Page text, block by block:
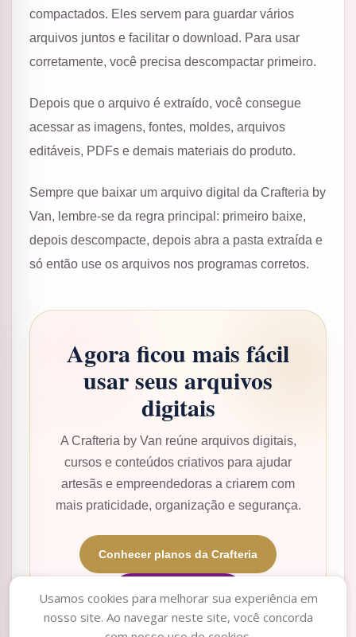
compactados. Eles servem para guardar vários
arquivos juntos e facilitar o download. Para usar
corretamente, você precisa descompactar primeiro.
Depois que o arquivo é extraído, você consegue
acessar as imagens, fontes, moldes, arquivos
editáveis, PDFs e demais materiais do produto.
Sempre que baixar um arquivo digital da Crafteria by
Van, lembre-se da regra principal: primeiro baixe,
depois descompacte, depois abra a pasta extraída e
só então use os arquivos nos programas corretos.
Agora ficou mais fácil
usar seus arquivos
digitais
A Crafteria by Van reúne arquivos digitais,
cursos e conteúdos criativos para ajudar
artesãs e empreendedoras a criarem com
mais praticidade, organização e segurança.
Conhecer planos da Crafteria
Acessar o acervo
Usamos cookies para melhorar sua experiência em
nosso site. Ao navegar neste site, você concorda
simone acabou de